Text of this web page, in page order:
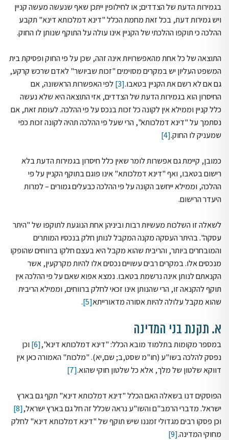
בגמירות הדעת של הצדדים; או לחילופין ייתכן שאף שנעשה מעשה קניין
ויש גמירות דעת, בכל זאת מחמת הכלל "דינא דמלכותא דינא" תקבע
ההלכה כי תוקפו ההלכתי של הקניין אינו עולה על התוקף שנותן לו החוק.
התוצאה של כל אחת מהאפשרויות אינה זהה, שכן על פי החוק ופסיקת בית
המשפט העליון יש במקרים מסוימים "זכות שביושר" לאדם שרכש קרקע,
גם אם לא רשם את הקניין בטאבו.[3]
לפי האפשרות הראשונה, אם
החיסרון הוא בגמירות הדעת של הצדדים, אזי התוצאה היא שלא נעשה
כלל קניין וממילא אין לקונה כל זכות בנכס על פי ההלכה. לעומת זאת, אם
נסתמך על "דינא דמלכותא", הרי שעל פי ההלכה תהיה לקונה זכות כפי
שמעניק לו החוק.[4]
כמובן, קיימת גם אפשרות לומר שאין כלל חיסרון בגמירות הדעת בלא
רישום בטאבו, ואף "דינא דמלכותא" אינו פוגם בתוקף הקניין על פי
ההלכה, וממילא ייחשב הקונה על פי ההלכה כבעלים גמורים – למרות
היעדר הרישום.
לשאלה זו השלכות מעשיות רבות וביניהן אחת הנוגעת לתוקפו של "היתר
עסקה". בהיתר העסקה מקנה המקבל לנותן חלק בנכסיו המותרים
והמובחרים ביותר, והריבית שהוא מקבל היא בעצם חלקו ברווחים שהופקו
מנכסים אלו. במקרים רבים עשויים נכסים אלו להיות מקרקעין, אשר
הקנאתם לנותן אינה נרשמת בטאבו. נמצא אפוא שאם על פי ההלכה אין
תוקף להקנאה זו, הרי שהנותן אינו זכאי לחלק ברווחים, וממילא הריבית
שהוא מקבל עלולה להיות אסורה מדאורייתא[5]
.
א. תקנת בני המדינה
במספר מקומות בתלמוד מובא הכלל: "דינא דמלכותא דינא",[6]
וכן
נפסק להלכה בשו"ע (חו"מ שסט,ב; שם,יא). "מלכות" האמורה כאן אין
דווקא שלטון של מלך, אלא כל שלטון חוקי שהוא.[7]
הפוסקים דנו בשאלה האם הכלל "דינא דמלכותא דינא" תקף גם בארץ
ישראל. מדברי הרמב"ם והשו"ע נראה שכלל זה חל גם בארץ ישראל,[8]
וכן פסקו רבים מגדולי זמננו שיש תוקף של "דינא דמלכותא דינא" לחלק
מחוקי המדינה.[9]